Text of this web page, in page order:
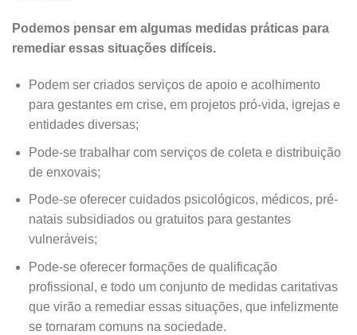
Podemos pensar em algumas medidas práticas para
remediar essas situações difíceis.
Podem ser criados serviços de apoio e acolhimento
para gestantes em crise, em projetos pró-vida, igrejas e
entidades diversas;
Pode-se trabalhar com serviços de coleta e distribuição
de enxovais;
Pode-se oferecer cuidados psicológicos, médicos, pré-
natais subsidiados ou gratuitos para gestantes
vulneráveis;
Pode-se oferecer formações de qualificação
profissional, e todo um conjunto de medidas caritativas
que virão a remediar essas situações, que infelizmente
se tornaram comuns na sociedade.